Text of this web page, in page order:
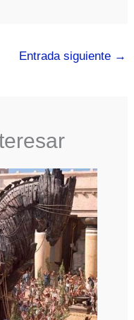
Entrada siguiente →